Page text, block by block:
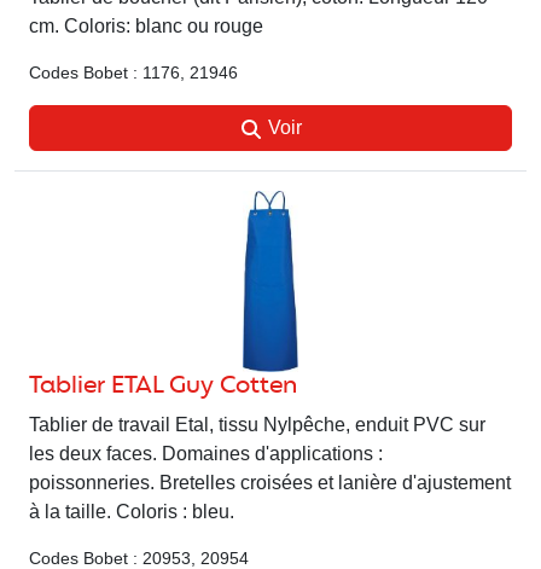
cm. Coloris: blanc ou rouge
Codes Bobet : 1176, 21946
Voir
Tablier ETAL Guy Cotten
Tablier de travail Etal, tissu Nylpêche, enduit PVC sur
les deux faces. Domaines d'applications :
poissonneries. Bretelles croisées et lanière d'ajustement
à la taille. Coloris : bleu.
Codes Bobet : 20953, 20954